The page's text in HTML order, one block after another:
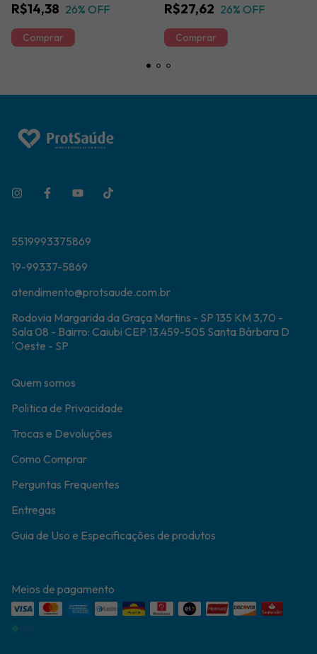
R$14,38 26% OFF R$27,62 26% OFF
5519993375869
19-99337-5869
atendimento@protsaude.com.br
Rodovia Margarida da Graça Martins - SP 135 KM 3,70 -
Sala 08 - Bairro: Caiubi CEP 13.459-505 Santa Bárbara D
´Oeste - SP
Quem somos
Politica de Privacidade
Trocas e Devoluções
Como Comprar
Perguntas Frequentes
Entregas
Guia de Uso e Especificações de produtos
Meios de pagamento